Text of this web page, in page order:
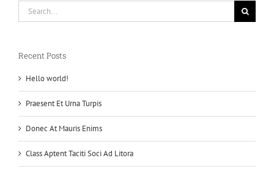
Recent Posts
Hello world!
Praesent Et Urna Turpis
Donec At Mauris Enims
Class Aptent Taciti Soci Ad Litora